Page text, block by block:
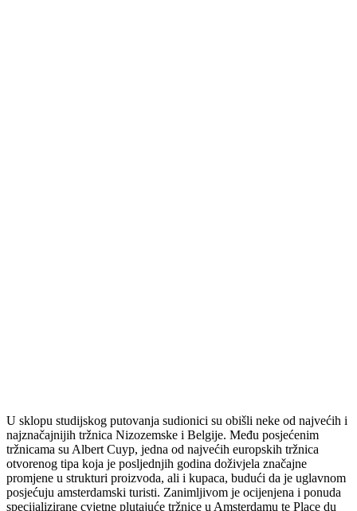
U sklopu studijskog putovanja sudionici su obišli neke od najvećih i
najznačajnijih tržnica Nizozemske i Belgije. Među posjećenim
tržnicama su Albert Cuyp, jedna od najvećih europskih tržnica
otvorenog tipa koja je posljednjih godina doživjela značajne
promjene u strukturi proizvoda, ali i kupaca, budući da je uglavnom
posjećuju amsterdamski turisti. Zanimljivom je ocijenjena i ponuda
specijalizirane cvjetne plutajuće tržnice u Amsterdamu te Place du